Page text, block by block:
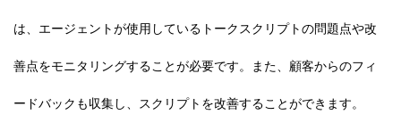
は、エージェントが使用しているトークスクリプトの問題点や改
善点をモニタリングすることが必要です。また、顧客からのフィ
ードバックも収集し、スクリプトを改善することができます。